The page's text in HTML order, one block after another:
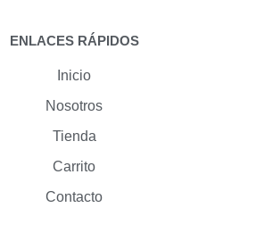
ENLACES RÁPIDOS
Inicio
Nosotros
Tienda
Carrito
Contacto